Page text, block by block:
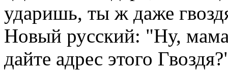
ударишь, ты ж даже
Новый русский: "Ну,
дайте адрес этого